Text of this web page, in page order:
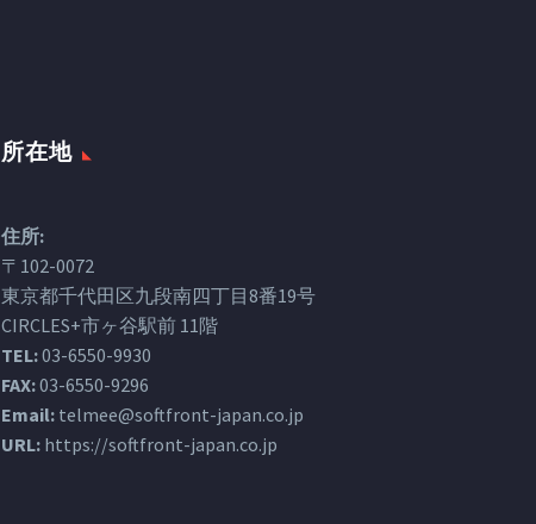
所在地
住所:
〒102-0072
東京都千代田区九段南四丁目8番19号
CIRCLES+市ヶ谷駅前 11階
TEL:03-6550-9930
FAX:03-6550-9296
Email: telmee@softfront-japan.co.jp
URL: https://softfront-japan.co.jp